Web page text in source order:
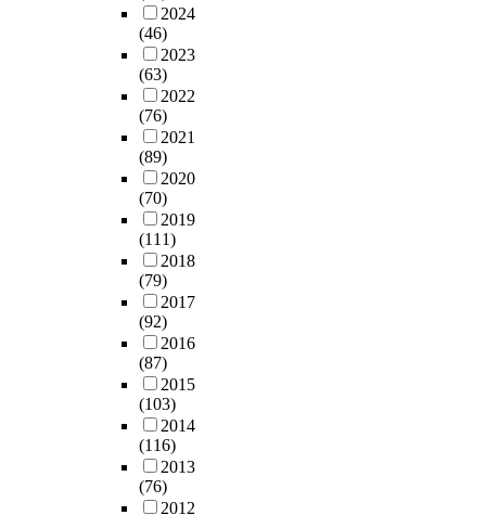
2024
(46)
2023
(63)
2022
(76)
2021
(89)
2020
(70)
2019
(111)
2018
(79)
2017
(92)
2016
(87)
2015
(103)
2014
(116)
2013
(76)
2012